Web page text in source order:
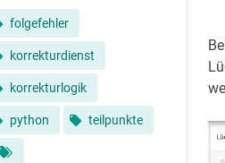
folgefehler
korrekturdienst
korrekturlogik
python teilpunkte